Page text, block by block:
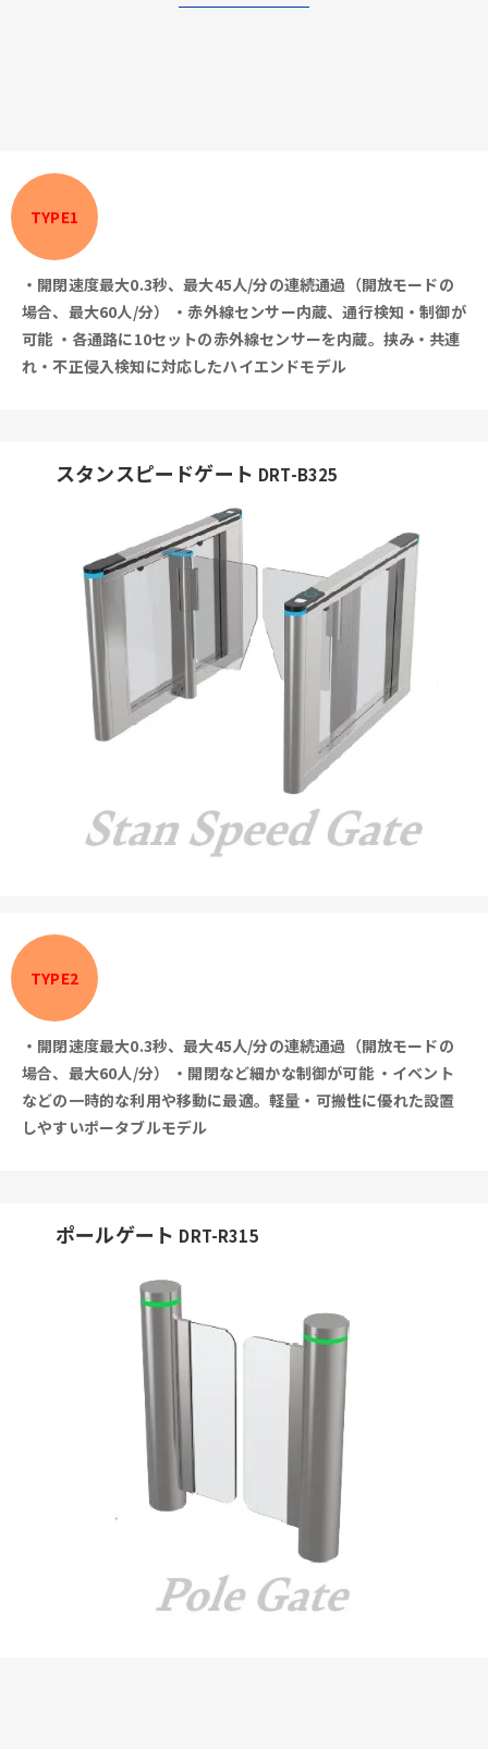
TYPE1
・開閉速度最大0.3秒、最大45人/分の連続通過（開放モードの
場合、最大60人/分）
・赤外線センサー内蔵、通行検知・制御が
可能 ・各通路に10セットの赤外線センサーを内蔵。挟み・共連
れ・不正侵入検知に対応したハイエンドモデル
スタンスピードゲート DRT-B325
TYPE2
・開閉速度最大0.3秒、最大45人/分の連続通過（開放モードの
場合、最大60人/分）
・開閉など細かな制御が可能 ・イベント
などの一時的な利用や移動に最適。軽量・可搬性に優れた設置
しやすいポータブルモデル
ポールゲート DRT-R315